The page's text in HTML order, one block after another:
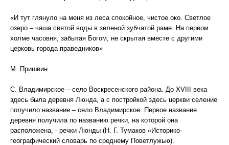
«И тут глянуло на меня из леса спокойное, чистое око. Светлое
озеро – чаша святой воды в зеленой зубчатой раме. На первом
холме часовня, забытая Богом, не скрытая вместе с другими
церковь города праведников»
М. Пришвин
С. Владимирское – село Воскресенского района. До XVIII века
здесь была деревня Люнда, а с постройкой здесь церкви селение
получило название – село Владимирское. Первое название
деревня получила по названию речки, на которой она
расположена, - речки Люнды (Н. Г. Тумаков «Историко-
географический словарь по среднему Поветлужью).